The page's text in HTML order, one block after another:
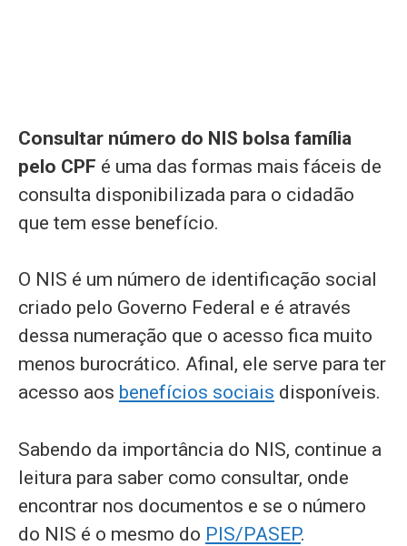
Consultar número do NIS bolsa família
pelo CPF é uma das formas mais fáceis de
consulta disponibilizada para o cidadão
que tem esse benefício.
O NIS é um número de identificação social
criado pelo Governo Federal e é através
dessa numeração que o acesso fica muito
menos burocrático. Afinal, ele serve para ter
acesso aos benefícios sociais disponíveis.
Sabendo da importância do NIS, continue a
leitura para saber como consultar, onde
encontrar nos documentos e se o número
do NIS é o mesmo do PIS/PASEP.